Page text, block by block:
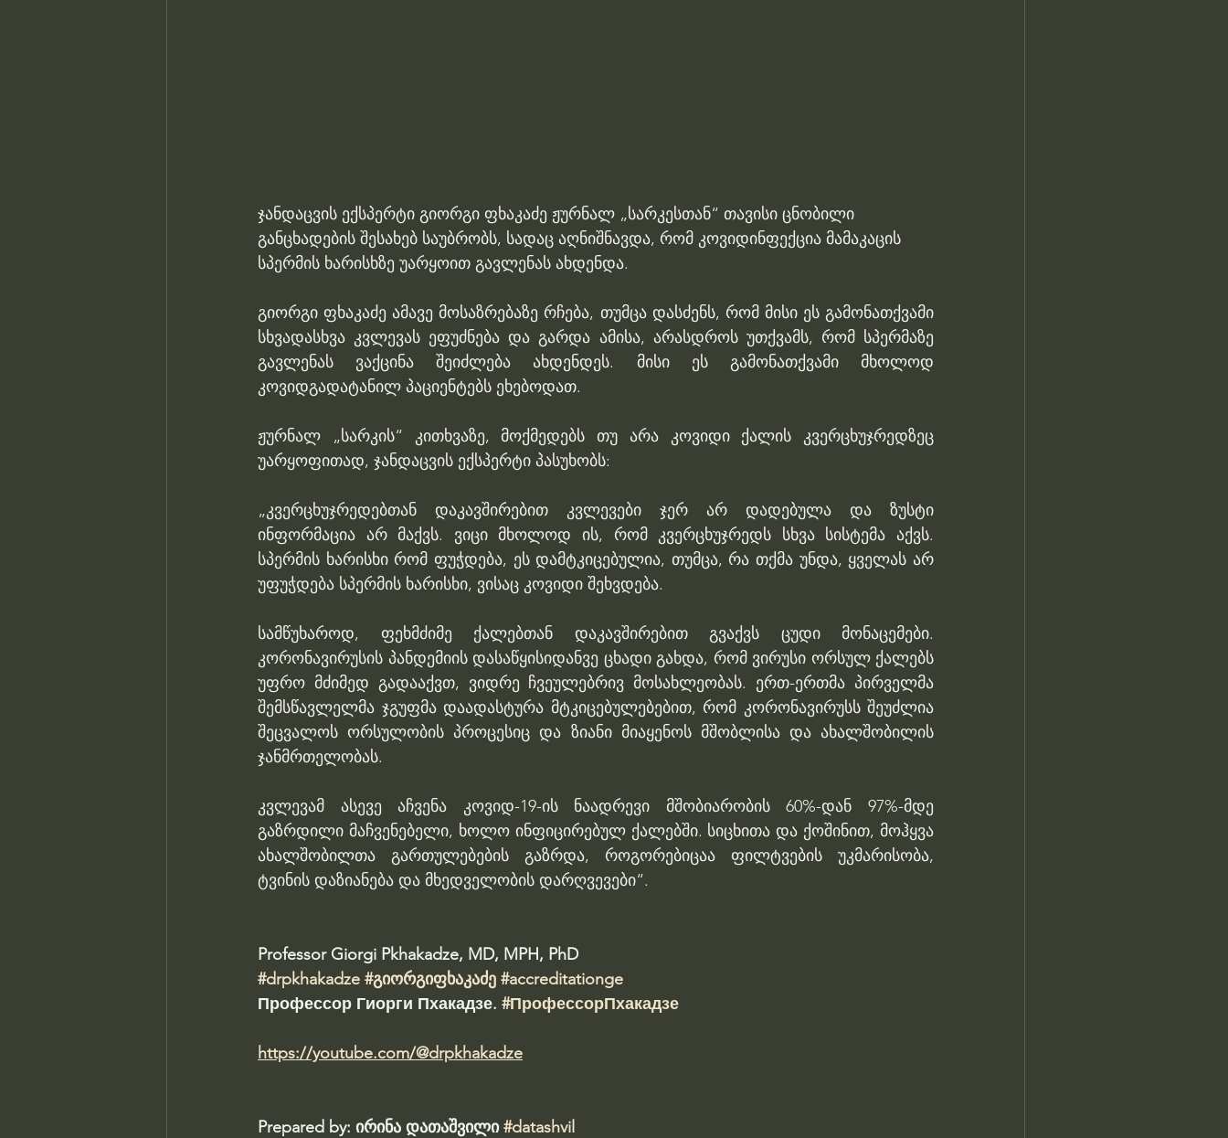
ჯანდაცვის ექსპერტი გიორგი ფხაკაძე ჟურნალ „სარკესთან“ თავისი ცნობილი
განცხადების შესახებ საუბრობს, სადაც აღნიშნავდა, რომ კოვიდინფექცია მამაკაცის
სპერმის ხარისხზე უარყოით გავლენას ახდენდა.
გიორგი ფხაკაძე ამავე მოსაზრებაზე რჩება, თუმცა დასძენს, რომ მისი ეს გამონათქვამი
სხვადასხვა კვლევას ეფუძნება და გარდა ამისა, არასდროს უთქვამს, რომ სპერმაზე
გავლენას ვაქცინა შეიძლება ახდენდეს. მისი ეს გამონათქვამი მხოლოდ
კოვიდგადატანილ პაციენტებს ეხებოდათ.
ჟურნალ „სარკის“ კითხვაზე, მოქმედებს თუ არა კოვიდი ქალის კვერცხუჯრედზეც
უარყოფითად, ჯანდაცვის ექსპერტი პასუხობს:
„კვერცხუჯრედებთან დაკავშირებით კვლევები ჯერ არ დადებულა და ზუსტი
ინფორმაცია არ მაქვს. ვიცი მხოლოდ ის, რომ კვერცხუჯრედს სხვა სისტემა აქვს.
სპერმის ხარისხი რომ ფუჭდება, ეს დამტკიცებულია, თუმცა, რა თქმა უნდა, ყველას არ
უფუჭდება სპერმის ხარისხი, ვისაც კოვიდი შეხვდება.
სამწუხაროდ, ფეხმძიმე ქალებთან დაკავშირებით გვაქვს ცუდი მონაცემები.
კორონავირუსის პანდემიის დასაწყისიდანვე ცხადი გახდა, რომ ვირუსი ორსულ ქალებს
უფრო მძიმედ გადააქვთ, ვიდრე ჩვეულებრივ მოსახლეობას. ერთ-ერთმა პირველმა
შემსწავლელმა ჯგუფმა დაადასტურა მტკიცებულებებით, რომ კორონავირუსს შეუძლია
შეცვალოს ორსულობის პროცესიც და ზიანი მიაყენოს მშობლისა და ახალშობილის
ჯანმრთელობას.
კვლევამ ასევე აჩვენა კოვიდ-19-ის ნაადრევი მშობიარობის 60%-დან 97%-მდე
გაზრდილი მაჩვენებელი, ხოლო ინფიცირებულ ქალებში. სიცხითა და ქოშინით, მოჰყვა
ახალშობილთა გართულებების გაზრდა, როგორებიცაა ფილტვების უკმარისობა,
ტვინის დაზიანება და მხედველობის დარღვევები“.
Professor Giorgi Pkhakadze, MD, MPH, PhD
#drpkhakadze #გიორგიფხაკაძე #accreditationge
Профессор Гиорги Пхакадзе. #ПрофессорПхакадзе
https://youtube.com/@drpkhakadze
Prepared by: ირინა დათაშვილი #datashvil